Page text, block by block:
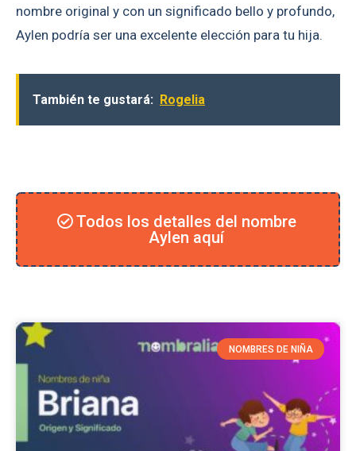
nombre original y con un significado bello y profundo,
Aylen podría ser una excelente elección para tu hija.
También te gustará: Rogelia
Todos los detalles del nombre
Aylen aquí
NOMBRES DE NIÑA